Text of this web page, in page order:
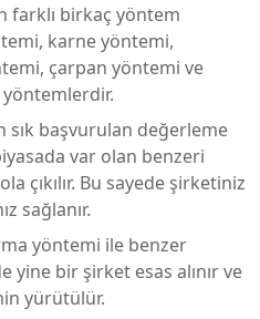
farklı birkaç yöntem
karne yöntemi,
çarpan yöntemi ve
sık başvurulan değerleme
var olan benzeri
çıkılır. Bu sayede şirketiniz
sağlanır.
yöntemi ile benzer
yine bir şirket esas alınır ve
yürütülür.